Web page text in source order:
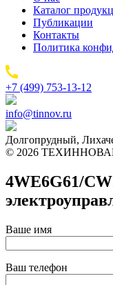
Каталог
Публикации
Контакты
Политика
+7 (499) 753-13-12
info@tinnov.ru
Долгопрудный,
© 2026
4WE6G61/
Ваше имя
Ваш телефон